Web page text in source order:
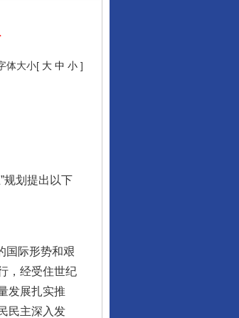
体大小[ 大 中 小 ]
划提出以下
国际形势和艰
，经受住世纪
发展扎实推
民主深入发